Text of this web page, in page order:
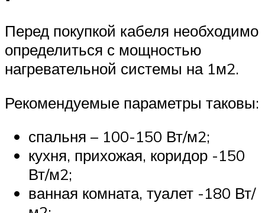
Перед покупкой кабеля необходимо
определиться с мощностью
нагревательной системы на 1м2.
Рекомендуемые параметры таковы:
спальня – 100-150 Вт/м2;
кухня, прихожая, коридор -150
Вт/м2;
ванная комната, туалет -180 Вт/